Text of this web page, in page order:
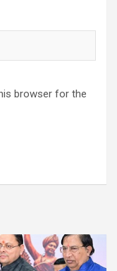
browser for the